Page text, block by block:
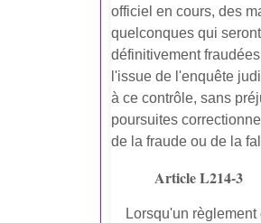
officiel en cours, des
quelconques qui
définitivement
l'issue de l'enquête
à ce contrôle, sans
poursuites
de la fraude ou de la
Article L214-3
Lorsqu'un règlement